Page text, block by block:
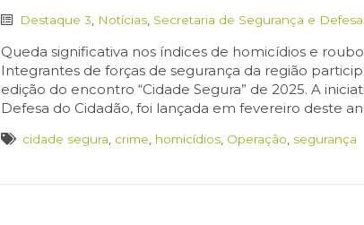
Destaque 3 Notícias Secretaria de Segurança e
Queda significativa nos índices de homicídios e
Integrantes de forças de segurança da região
edição do encontro “Cidade Segura” de 2025. A
Defesa do Cidadão, foi lançada em fevereiro deste
cidade segura crime homicídios Operação segurança